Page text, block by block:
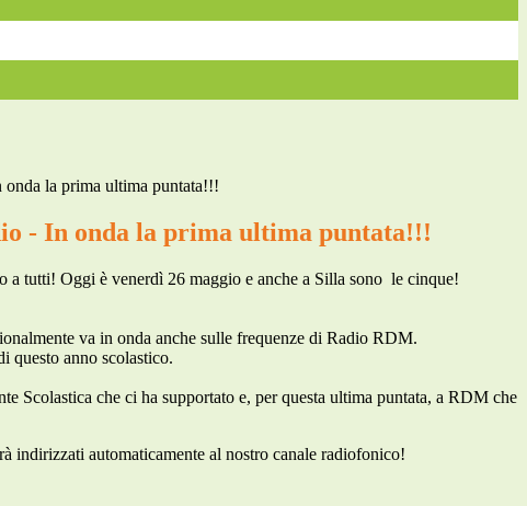
la prima ultima puntata!!!
- In onda la prima ultima puntata!!!
a tutti! Oggi è venerdì 26 maggio e anche a Silla sono le cinque!
va in onda anche sulle frequenze di Radio RDM.
questo anno scolastico.
che ci ha supportato e, per questa ultima puntata, a RDM che
indirizzati automaticamente al nostro canale radiofonico!